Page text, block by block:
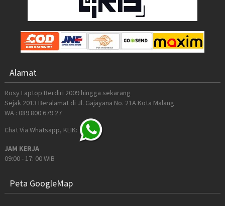
Alamat
Rosy Laptop Berdiri 2009 hingga sekarang
Sejak 2013 Beralamat di Jl. Gajayana No. 21A Kota Malang
WA : 089 800 679 27
Chat Via Whatsapp, KLIK:
JAM KERJA
09:00 - 17: 00 WIB
Peta GoogleMap